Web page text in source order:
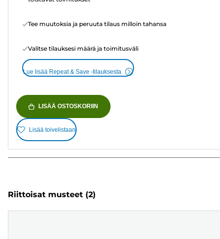
Tee muutoksia ja peruuta tilaus milloin tahansa
Valitse tilauksesi määrä ja toimitusväli
Lue lisää Repeat & Save -tilauksesta
LISÄÄ OSTOSKORIIN
Lisää toivelistaan
Riittoisat musteet (2)